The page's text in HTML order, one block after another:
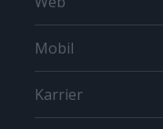
Mobil
Karrier